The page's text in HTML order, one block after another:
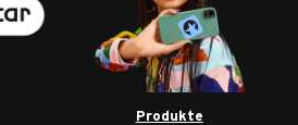
Produkte